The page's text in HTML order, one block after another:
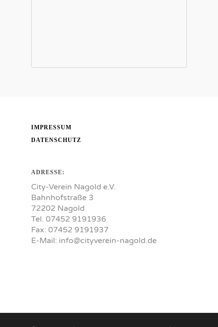
IMPRESSUM
DATENSCHUTZ
ADRESSE:
City-Verein Nagold e.V.
Bahnhofstraße 3
72202 Nagold
Tel. 07452 9191936
Fax: 07452 9191937
E-Mail: info@cityverein-nagold.de